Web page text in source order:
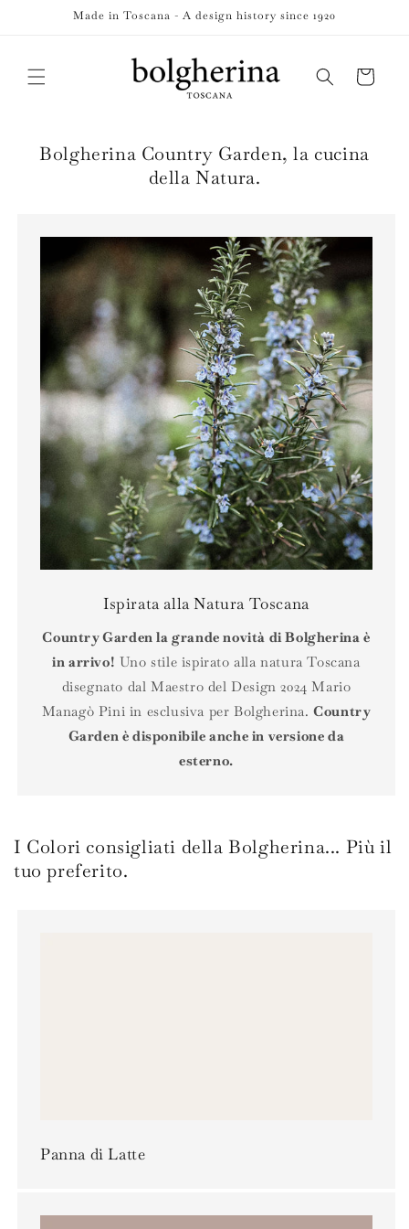
Skip toMade in Toscana - A design history since 1920
Cart
Bolgherina Country Garden, la cucina
della Natura.
Ispirata alla Natura Toscana
Country Garden la grande novità di Bolgherina è
in arrivo! Uno stile ispirato alla natura Toscana
disegnato dal Maestro del Design 2024 Mario
Managò Pini in esclusiva per Bolgherina.Country
Garden è disponibile anche in versione da
esterno.
I Colori consigliati della Bolgherina... Più il
tuo preferito.
Panna di Latte